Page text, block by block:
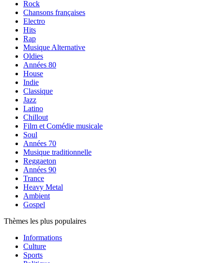
Rock
Chansons françaises
Electro
Hits
Rap
Musique Alternative
Oldies
Années 80
House
Indie
Classique
Jazz
Latino
Chillout
Film et Comédie musicale
Soul
Années 70
Musique traditionnelle
Reggaeton
Années 90
Trance
Heavy Metal
Ambient
Gospel
Thèmes les plus populaires
Informations
Culture
Sports